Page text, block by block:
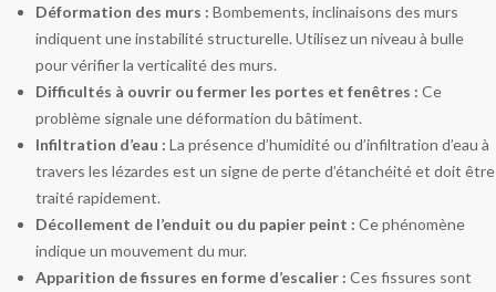
Déformation des murs : Bombements, inclinaisons des murs
indiquent une instabilité structurelle. Utilisez un niveau à bulle
pour vérifier la verticalité des murs.
Difficultés à ouvrir ou fermer les portes et fenêtres : Ce
problème signale une déformation du bâtiment.
Infiltration d’eau : La présence d’humidité ou d’infiltration d’eau à
travers les lézardes est un signe de perte d’étanchéité et doit être
traité rapidement.
Décollement de l’enduit ou du papier peint : Ce phénomène
indique un mouvement du mur.
Apparition de fissures en forme d’escalier : Ces fissures sont